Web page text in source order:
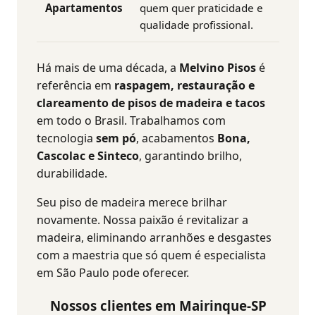
Apartamentos
quem quer praticidade e
qualidade profissional.
Há mais de uma década, a Melvino Pisos é
referência em raspagem, restauração e
clareamento de pisos de madeira e tacos
em todo o Brasil. Trabalhamos com
tecnologia sem pó, acabamentos Bona,
Cascolac e Sinteco, garantindo brilho,
durabilidade.
Seu piso de madeira merece brilhar
novamente. Nossa paixão é revitalizar a
madeira, eliminando arranhões e desgastes
com a maestria que só quem é especialista
em São Paulo pode oferecer.
Nossos clientes em Mairinque-SP